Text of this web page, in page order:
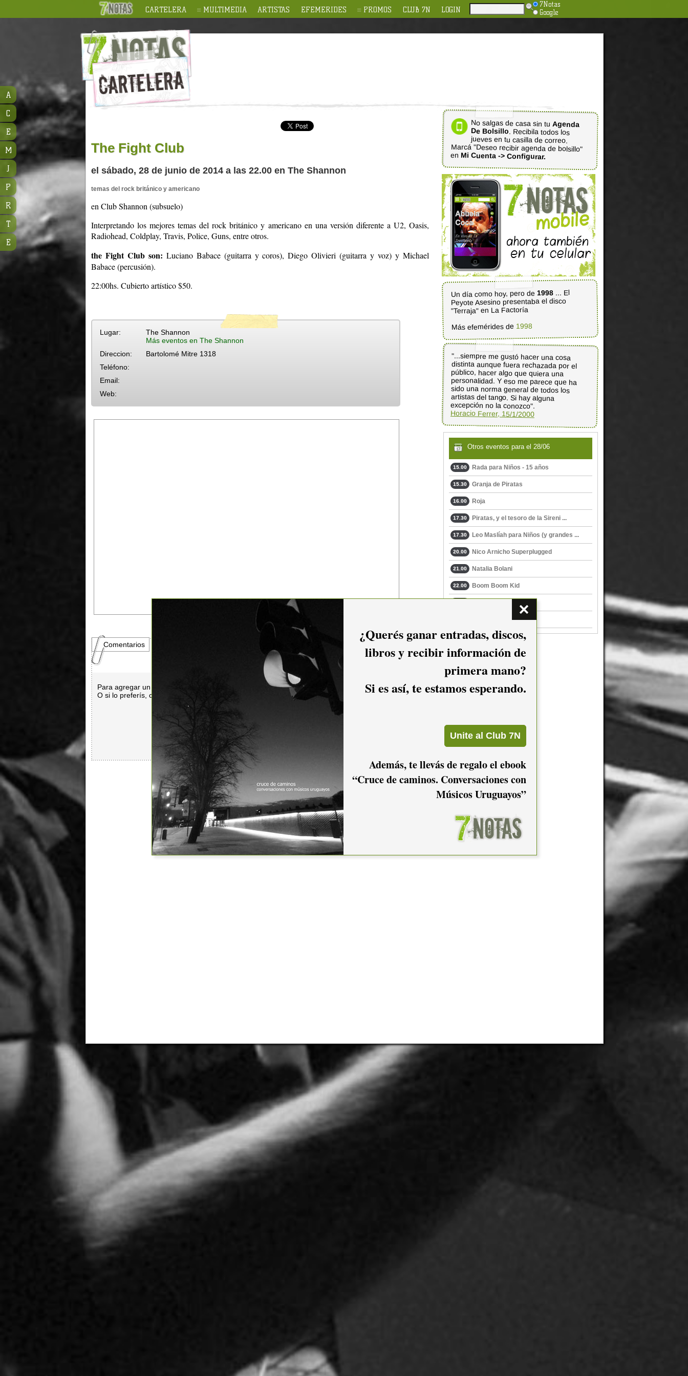
CARTELERA MULTIMEDIA ARTISTAS EFEMERIDES PROMOS CLUB 7N LOGIN
7Notas
Google
The Fight Club
el sábado, 28 de junio de 2014 a las 22.00 en The Shannon
temas del rock británico y americano
en Club Shannon (subsuelo)
Interpretando los mejores temas del rock británico y americano en una versión diferente a U2, Oasis,
Radiohead, Coldplay, Travis, Police, Guns, entre otros.
the Fight Club son: Luciano Babace (guitarra y coros), Diego Olivieri (guitarra y voz) y Michael
Babace (percusión).
22:00hs. Cubierto artístico $50.
Lugar:
The Shannon
Más eventos en The Shannon
Direccion:
Bartolomé Mitre 1318
Teléfono:
Email:
Web:
Comentarios
Para agregar un comentario es necesario hacer
login.
O si lo preferís, con
No salgas de casa sin tu Agenda
De Bolsillo. Recibila todos los
jueves en tu casilla de correo.
Marcá "Deseo recibir agenda de bolsillo"
en Mi Cuenta -> Configurar.
Un día como hoy, pero de 1998 ... El
Peyote Asesino presentaba el disco
"Terraja" en La Factoría
Más efemérides de 1998
"...siempre me gustó hacer una cosa
distinta aunque fuera rechazada por el
público, hacer algo que quiera una
personalidad. Y eso me parece que ha
sido una norma general de todos los
artistas del tango. Si hay alguna
excepción no la conozco".
Horacio Ferrer, 15/1/2000
Otros eventos para el 28/06
15.00 Rada para Niños - 15 años
15.30 Granja de Piratas
16.00 Roja
17.30 Piratas, y el tesoro de la Sireni ...
17.30 Leo Maslíah para Niños (y grandes ...
20.00 Nico Arnicho Superplugged
21.00 Natalia Bolani
22.00 Boom Boom Kid
A
C
E
M
J
P
R
T
E
¿Querés ganar entradas, discos,
libros y recibir información de
primera mano?
Si es así, te estamos esperando.
Además, te llevás de regalo el ebook
“Cruce de caminos. Conversaciones con
Músicos Uruguayos”